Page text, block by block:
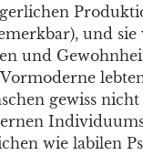
und sie
und
gewiss
wie labilen